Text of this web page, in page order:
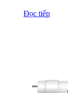
Đọc tiếp